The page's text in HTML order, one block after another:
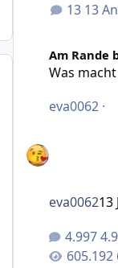
13
Am Rande
Was
eva0062 ·
eva006213